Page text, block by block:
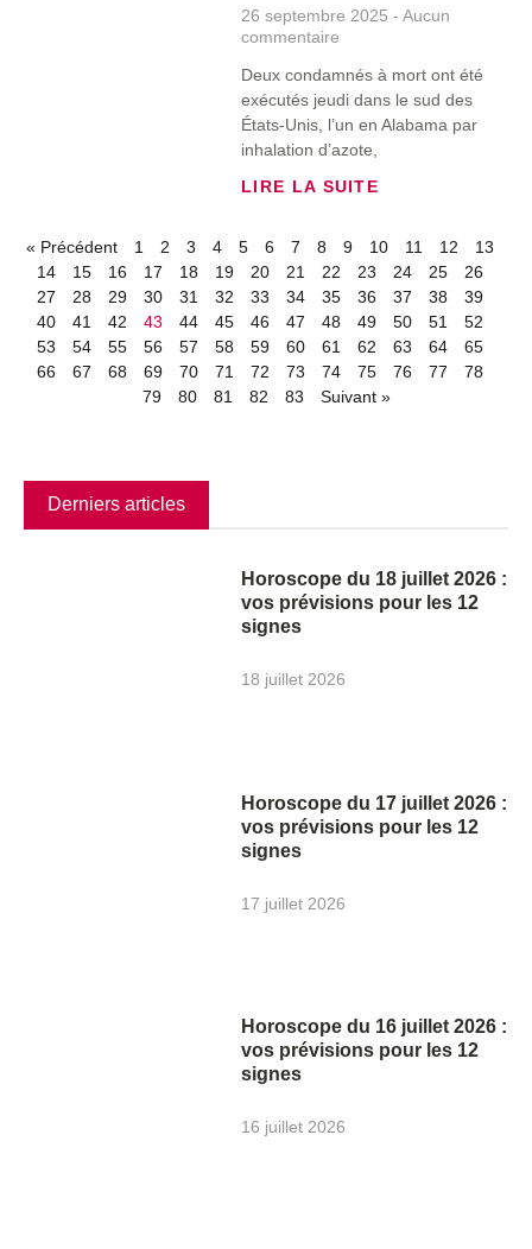
26 septembre 2025 Aucun
commentaire
Deux condamnés à mort ont été
exécutés jeudi dans le sud des
États-Unis, l’un en Alabama par
inhalation d’azote,
LIRE LA SUITE
« Précédent 1 2 3 4 5 6 7 8 9 10 11 12
13
14
15 16 17 18 19 20 21 22 23 24 25
26
27
28 29 30 31 32 33 34 35 36 37 38
39
40
41 42 43 44 45 46 47 48 49 50 51
52
53
54 55 56 57 58 59 60 61 62 63 64
65
66
67 68 69 70 71 72 73 74 75 76 77
78
79
80 81 82 83 Suivant »
Derniers articles
Horoscope du 18 juillet 2026 :
vos prévisions pour les 12
signes
18 juillet 2026
Horoscope du 17 juillet 2026 :
vos prévisions pour les 12
signes
17 juillet 2026
Horoscope du 16 juillet 2026 :
vos prévisions pour les 12
signes
16 juillet 2026